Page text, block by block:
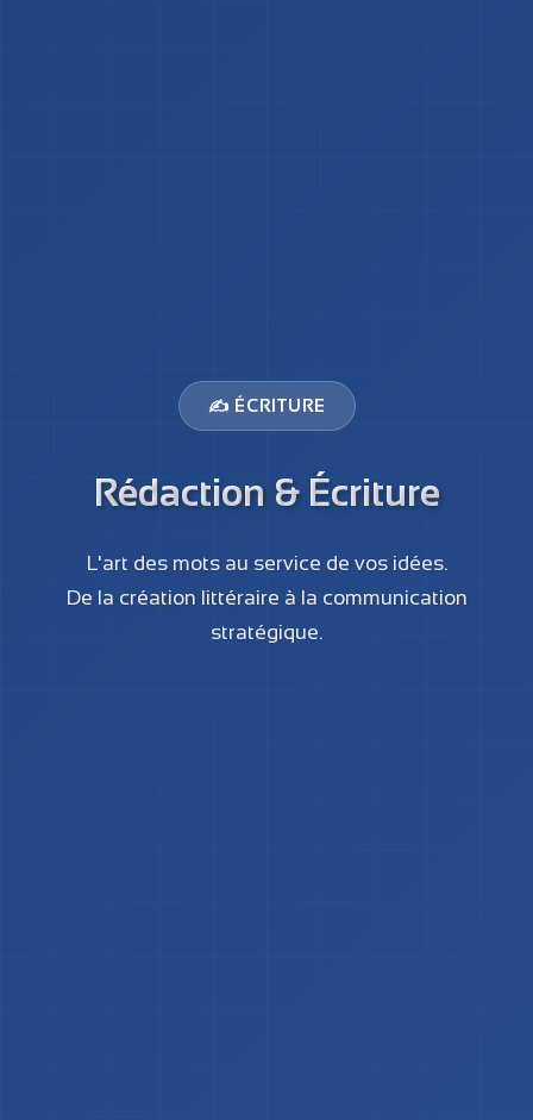
✍️ ÉCRITURE
Rédaction & Écriture
L'art des mots au service de vos idées.
De la création littéraire à la communication
stratégique.